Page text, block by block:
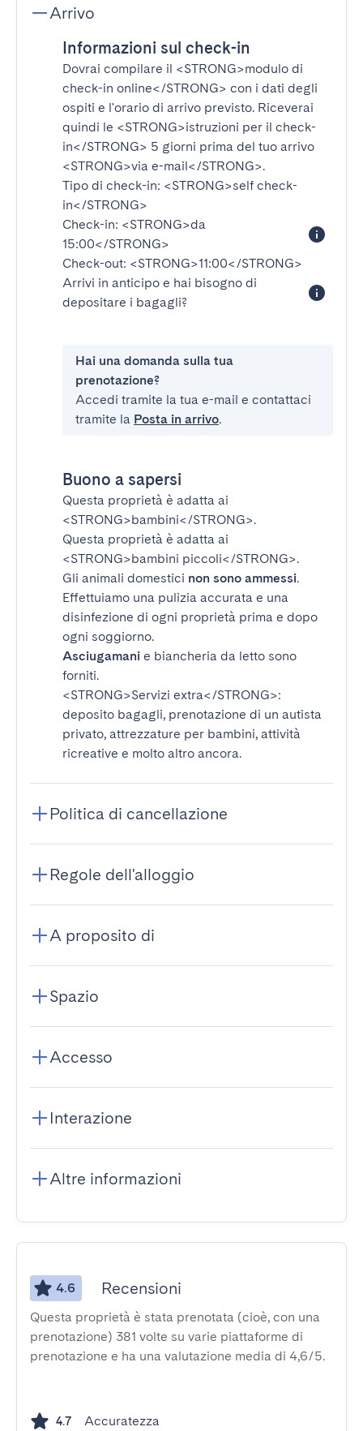
Arrivo
Informazioni sul check-in
Dovrai compilare il <STRONG>modulo di
check-in online</STRONG> con i dati degli
ospiti e l'orario di arrivo previsto. Riceverai
quindi le <STRONG>istruzioni per il check-
in</STRONG> 5 giorni prima del tuo arrivo
<STRONG>via e-mail</STRONG>.
Tipo di check-in: <STRONG>self check-
in</STRONG>
Check-in: <STRONG>da
15:00</STRONG>
Check-out: <STRONG>11:00</STRONG>
Arrivi in anticipo e hai bisogno di
depositare i bagagli?
Hai una domanda sulla tua
prenotazione?
Accedi tramite la tua e-mail e contattaci
tramite la Posta in arrivo.
Buono a sapersi
Questa proprietà è adatta ai
<STRONG>bambini</STRONG>.
Questa proprietà è adatta ai
<STRONG>bambini piccoli</STRONG>.
Gli animali domestici non sono ammessi.
Effettuiamo una pulizia accurata e una
disinfezione di ogni proprietà prima e dopo
ogni soggiorno.
Asciugamani e biancheria da letto sono
forniti.
<STRONG>Servizi extra</STRONG>:
deposito bagagli, prenotazione di un autista
privato, attrezzature per bambini, attività
ricreative e molto altro ancora.
Politica di cancellazione
Regole dell'alloggio
A proposito di
Spazio
Accesso
Interazione
Altre informazioni
4.6 Recensioni
Questa proprietà è stata prenotata (cioè, con una
prenotazione) 381 volte su varie piattaforme di
prenotazione e ha una valutazione media di 4,6/5.
4.7 Accuratezza